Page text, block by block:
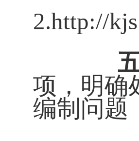
2.http://
项，明确
编制问题